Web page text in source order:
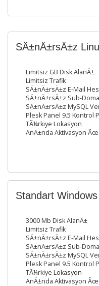
SÄ±nÄ±rsÄ±z
Limitsiz GB Disk AlanÄ±
Limitsiz Trafik
SÄ±nÄ±rsÄ±z E-Mail
SÄ±nÄ±rsÄ±z Sub-
SÄ±nÄ±rsÄ±z MySQL
Plesk Panel 9.5 Kontrol
TÃ¼rkiye Lokasyon
AnÄ±nda Aktivasyon
Standart
3000 Mb Disk AlanÄ±
Limitsiz Trafik
SÄ±nÄ±rsÄ±z E-Mail
SÄ±nÄ±rsÄ±z Sub-
SÄ±nÄ±rsÄ±z MySQL
Plesk Panel 9.5 Kontrol
TÃ¼rkiye Lokasyon
AnÄ±nda Aktivasyon